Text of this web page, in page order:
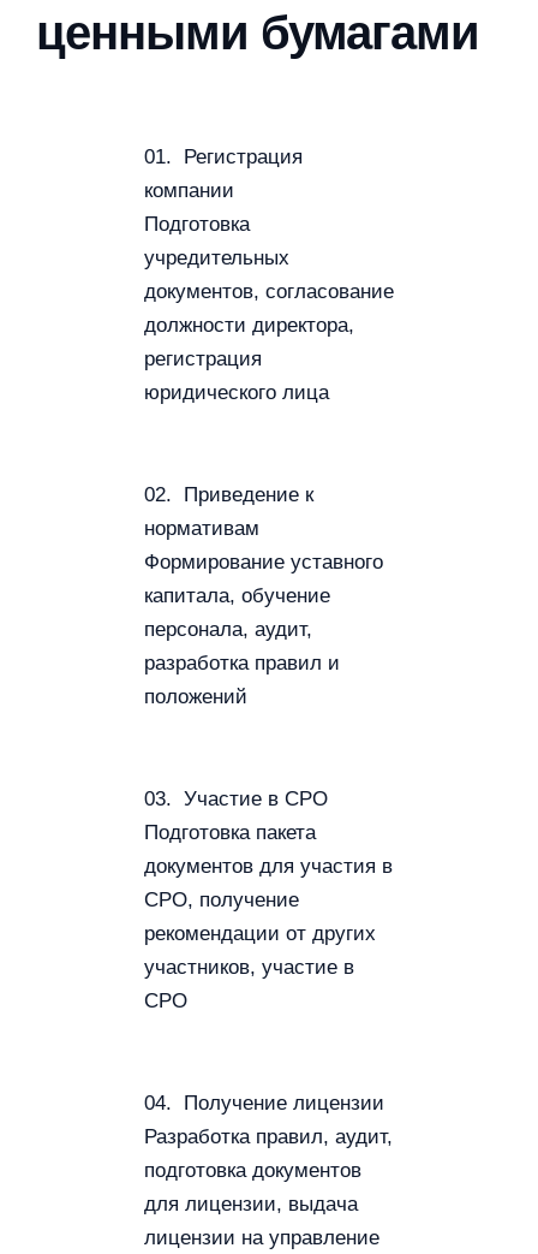
ценными бумагами
01. Регистрация
компании
Подготовка
учредительных
документов, согласование
должности директора,
регистрация
юридического лица
02. Приведение к
нормативам
Формирование уставного
капитала, обучение
персонала, аудит,
разработка правил и
положений
03. Участие в СРО
Подготовка пакета
документов для участия в
СРО, получение
рекомендации от других
участников, участие в
СРО
04. Получение лицензии
Разработка правил, аудит,
подготовка документов
для лицензии, выдача
лицензии на управление